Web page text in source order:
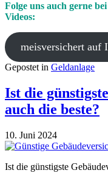
Folge uns auch gerne
Videos:
meisversichert auf
Gepostet in Geldanlage
Ist die
auch die beste?
10. Juni 2024
Ist die günstigste